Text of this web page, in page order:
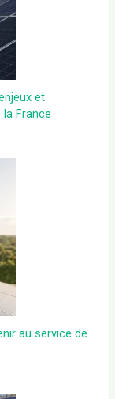
et
France
au service de